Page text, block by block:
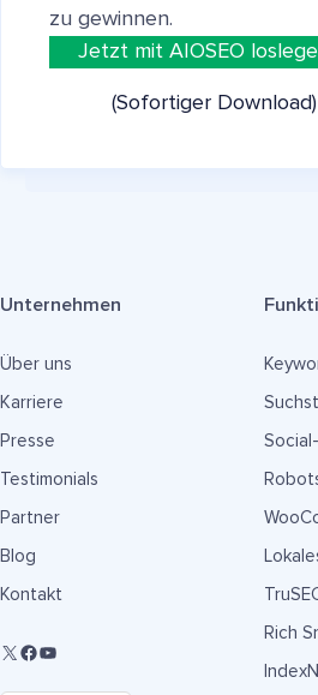
zu gewinnen.
Jetzt mit AIOSEO
(Sofortiger Download)
Unternehmen
Über uns
Karriere
Presse
Testimonials
Partner
Blog
Kontakt
Rich